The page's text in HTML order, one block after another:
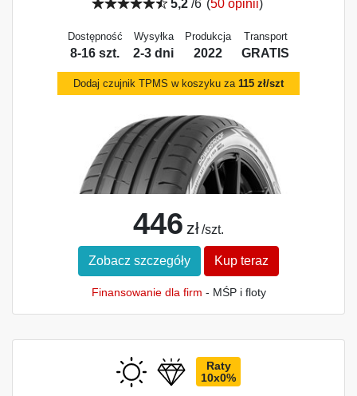
5,2/6 (50 opinii)
Dostępność
8-16 szt.
Wysyłka
2-3 dni
Produkcja
2022
Transport
GRATIS
Dodaj czujnik TPMS w koszyku za 115 zł/szt
446 zł /szt.
Zobacz szczegóły Kup teraz
Finansowanie dla firm - MŚP i floty
Raty
10x0%